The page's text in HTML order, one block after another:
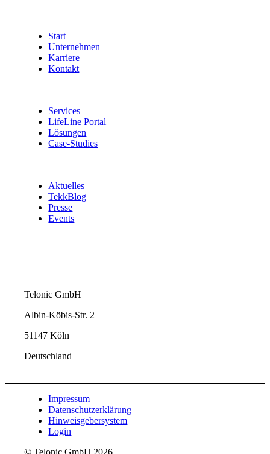
Start
Unternehmen
Karriere
Kontakt
Services
LifeLine Portal
Lösungen
Case-Studies
Aktuelles
TekkBlog
Presse
Events
Telonic GmbH
Albin-Köbis-Str. 2
51147 Köln
Deutschland
Impressum
Datenschutzerklärung
Hinweisgebersystem
Login